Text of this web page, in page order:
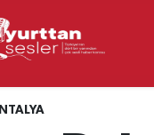
ve Fikstür